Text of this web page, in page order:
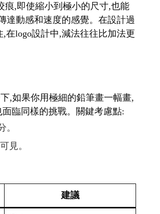
痕,即使縮小到極小的尺寸,也能
達動感和速度的感覺。在設計過
在logo設計中,減法往往比加法更
,如果你用極細的鉛筆畫一幅畫,
臨同樣的挑戰。關鍵考慮點:
見。
建議